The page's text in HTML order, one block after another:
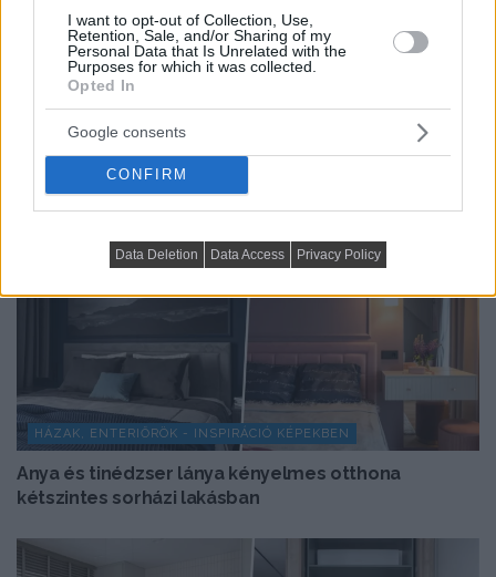
I want to opt-out of Collection, Use,
Retention, Sale, and/or Sharing of my
Personal Data that Is Unrelated with the
Purposes for which it was collected.
Opted In
Google consents
CONFIRM
Data Deletion Data Access Privacy Policy
TOVÁBBIAK BETÖLTÉSE
HÁZAK, ENTERIŐRÖK - INSPIRÁCIÓ KÉPEKBEN
Anya és tinédzser lánya kényelmes otthona
kétszintes sorházi lakásban